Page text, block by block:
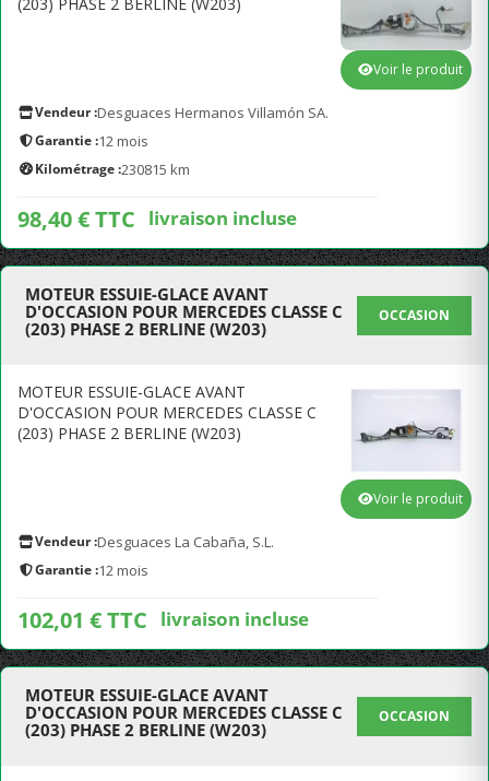
Vendeur :Desguaces Hermanos Villamón SA.
Garantie :12 mois
Kilométrage :230815 km
98,40 € TTC livraison incluse
Voir le produit
MOTEUR ESSUIE-GLACE AVANT
D'OCCASION POUR MERCEDES CLASSE C
(203) PHASE 2 BERLINE (W203)
OCCASION
MOTEUR ESSUIE-GLACE AVANT
D'OCCASION POUR MERCEDES CLASSE C
(203) PHASE 2 BERLINE (W203)
Vendeur :Desguaces La Cabaña, S.L.
Garantie :12 mois
102,01 € TTC livraison incluse
Voir le produit
MOTEUR ESSUIE-GLACE AVANT
D'OCCASION POUR MERCEDES CLASSE C
(203) PHASE 2 BERLINE (W203)
OCCASION